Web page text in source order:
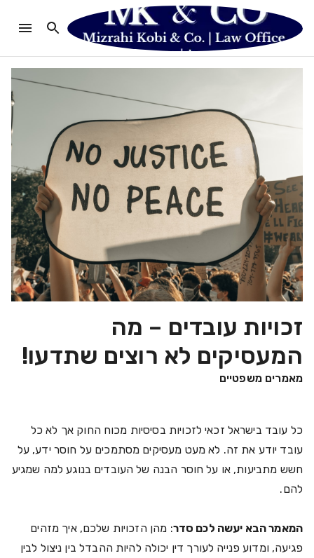
זכויות עובדים – מה
המעסיקים לא רוצים שתדעו!
מאמרים משפטיים
כל עובד בישראל זכאי לזכויות בסיסיות מכוח החוק אך לא כל
עובד יודע את זה. לא מעט מעסיקים מסתמכים על חוסר ידע, על
חשש מתביעות, או על חוסר הבנה של העובדים בנוגע למה שמגיע
להם.
המאמר הבא יעשה לכם סדר: מהן הזכויות שלכם, איך מזהים
פגיעה, ומדוע פנייה לעורך דין יכולה להיות ההבדל בין ניצול לבין